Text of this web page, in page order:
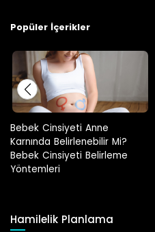
Popüler İçerikler
Progestan Nedir?
Progesteron Hormonunun Yan
Etkileri Nelerdir?
Hamilelik Planlama